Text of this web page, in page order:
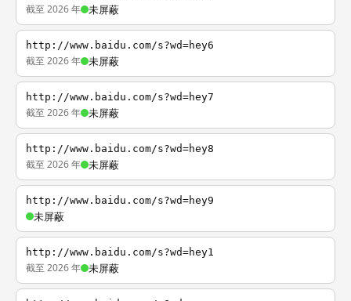
截至 2026 年 未屏蔽
http://www.baidu.com/s?wd=hey6
截至 2026 年 未屏蔽
http://www.baidu.com/s?wd=hey7
截至 2026 年 未屏蔽
http://www.baidu.com/s?wd=hey8
截至 2026 年 未屏蔽
http://www.baidu.com/s?wd=hey9
未屏蔽
http://www.baidu.com/s?wd=hey1
截至 2026 年 未屏蔽